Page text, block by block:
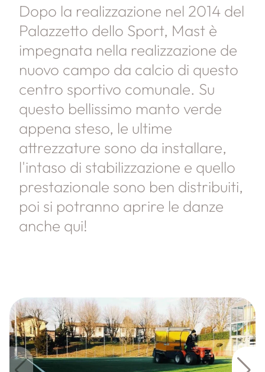
Dopo la realizzazione nel 2014 del
Palazzetto dello Sport, Mast è
impegnata nella realizzazione de
nuovo campo da calcio di questo
centro sportivo comunale. Su
questo bellissimo manto verde
appena steso, le ultime
attrezzature sono da installare,
l'intaso di stabilizzazione e quello
prestazionale sono ben distribuiti,
poi si potranno aprire le danze
anche qui!